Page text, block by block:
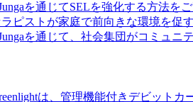
を通じてSELを強化する方法をご
ラピストが家庭で前向きな環境を促
を通じて、社会集団がコミュニ
は、管理機能付きデビット